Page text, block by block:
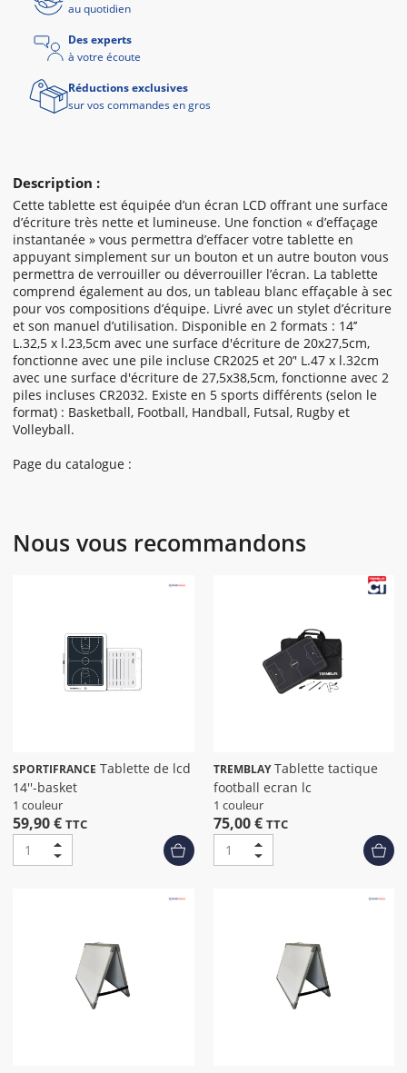
Description :
Cette tablette est équipée d’un écran LCD offrant une surface
d’écriture très nette et lumineuse. Une fonction « d’effaçage
instantanée » vous permettra d’effacer votre tablette en
appuyant simplement sur un bouton et un autre bouton vous
permettra de verrouiller ou déverrouiller l’écran. La tablette
comprend également au dos, un tableau blanc effaçable à sec
pour vos compositions d’équipe. Livré avec un stylet d’écriture
et son manuel d’utilisation. Disponible en 2 formats : 14’’
L.32,5 x l.23,5cm avec une surface d'écriture de 20x27,5cm,
fonctionne avec une pile incluse CR2025 et 20’' L.47 x l.32cm
avec une surface d'écriture de 27,5x38,5cm, fonctionne avec 2
piles incluses CR2032. Existe en 5 sports différents (selon le
format) : Basketball, Football, Handball, Futsal, Rugby et
Volleyball.
Page du catalogue :
au quotidien
Des experts
à votre écoute
Réductions exclusives
sur vos commandes en gros
Nous vous recommandons
SPORTIFRANCE
14''-basket
1 couleur
59,90 € TTC
TREMBLAYTablette tactique
football ecran lc
1 couleur
75,00 € TTC